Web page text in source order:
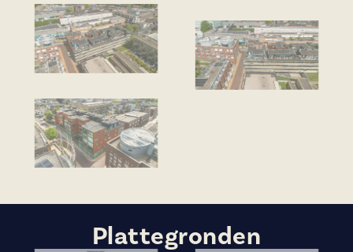
Plattegronden